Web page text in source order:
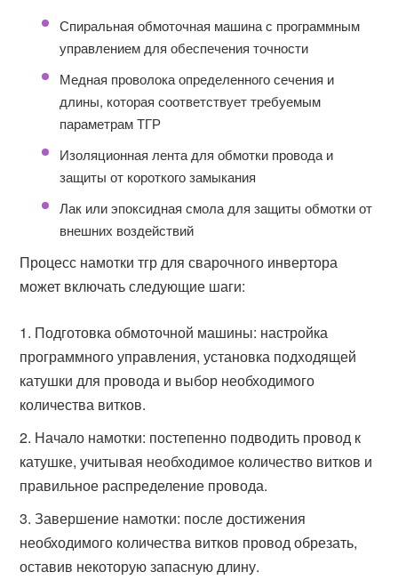
Спиральная обмоточная машина с программным
управлением для обеспечения точности
Медная проволока определенного сечения и
длины, которая соответствует требуемым
параметрам ТГР
Изоляционная лента для обмотки провода и
защиты от короткого замыкания
Лак или эпоксидная смола для защиты обмотки от
внешних воздействий
Процесс намотки тгр для сварочного инвертора
может включать следующие шаги:
Подготовка обмоточной машины: настройка
программного управления, установка подходящей
катушки для провода и выбор необходимого
количества витков.
Начало намотки: постепенно подводить провод к
катушке, учитывая необходимое количество витков и
правильное распределение провода.
Завершение намотки: после достижения
необходимого количества витков провод обрезать,
оставив некоторую запасную длину.